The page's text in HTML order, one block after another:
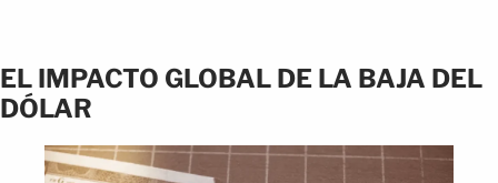
EL IMPACTO GLOBAL DE LA BAJA DEL
DÓLAR